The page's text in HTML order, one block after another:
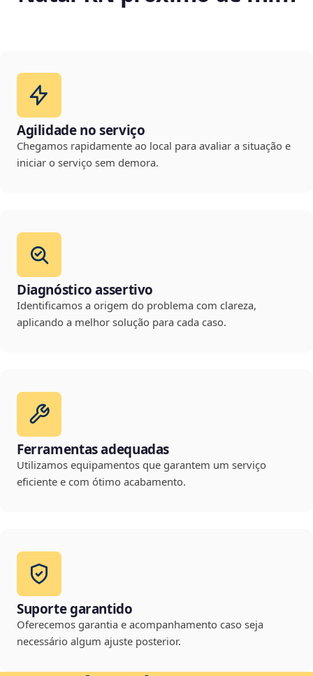
Agilidade no serviço
Chegamos rapidamente ao local para avaliar a situação e
iniciar o serviço sem demora.
Diagnóstico assertivo
Identificamos a origem do problema com clareza,
aplicando a melhor solução para cada caso.
Ferramentas adequadas
Utilizamos equipamentos que garantem um serviço
eficiente e com ótimo acabamento.
Suporte garantido
Oferecemos garantia e acompanhamento caso seja
necessário algum ajuste posterior.